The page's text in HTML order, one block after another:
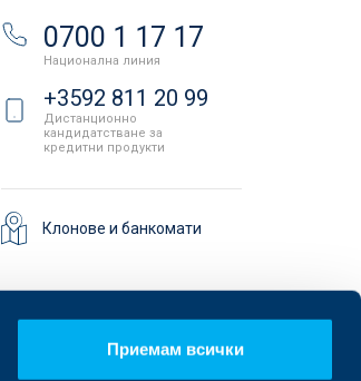
Приемам всички
0700 1 17 17
Национална линия
+3592 811 20 99
Дистанционно
кандидатстване за
кредитни продукти
Клонове и банкомати